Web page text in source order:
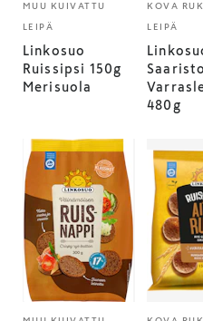
MUU KUIVATTU
LEIPÄ
Linkosuo
Ruissipsi 150g
Merisuola
KOVA
LEIPÄ
480g